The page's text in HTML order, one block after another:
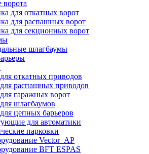
для откатных ворот
для распашных ворот
для секционных ворот
шлагбаумы
откатных приводов
распашных приводов
гаражных ворот
шлагбаумов
цепных барьеров
для автоматики
парковки
Vector_AP
BFT ESPAS